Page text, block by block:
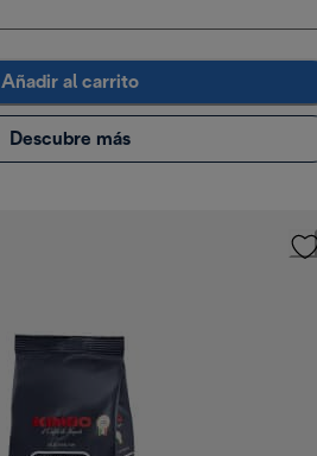
Añadir al carrito
Descubre más